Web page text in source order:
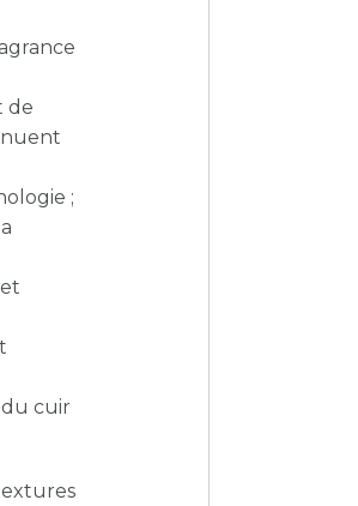
de
;
cuir